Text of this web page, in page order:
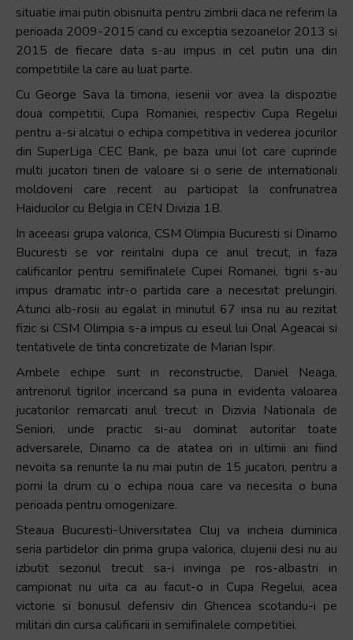
situatie imai putin obisnuita pentru zimbrii daca ne referim la
perioada 2009-2015 cand cu exceptia sezoanelor 2013 si
2015 de fiecare data s-au impus in cel putin una din
competitiile la care au luat parte.
Cu George Sava la timona, iesenii vor avea la dispozitie
doua competitii, Cupa Romaniei, respectiv Cupa Regelui
pentru a-si alcatui o echipa competitiva in vederea jocurilor
din SuperLiga CEC Bank, pe baza unui lot care cuprinde
multi jucatori tineri de valoare si o serie de internationali
moldoveni care recent au participat la confrunatrea
Haiducilor cu Belgia in CEN Divizia 1B.
In aceeasi grupa valorica, CSM Olimpia Bucuresti si Dinamo
Bucuresti se vor reintalni dupa ce anul trecut, in faza
calificarilor pentru semifinalele Cupei Romanei, tigrii s-au
impus dramatic intr-o partida care a necesitat prelungiri.
Atunci alb-rosii au egalat in minutul 67 insa nu au rezitat
fizic si CSM Olimpia s-a impus cu eseul lui Onal Ageacai si
tentativele de tinta concretizate de Marian Ispir.
Ambele echipe sunt in reconstructie, Daniel Neaga,
antrenorul tigrilor incercand sa puna in evidenta valoarea
jucatorilor remarcati anul trecut in Dizivia Nationala de
Seniori, unde practic si-au dominat autoritar toate
adversarele, Dinamo ca de atatea ori in ultimii ani fiind
nevoita sa renunte la nu mai putin de 15 jucatori, pentru a
porni la drum cu o echipa noua care va necesita o buna
perioada pentru omogenizare.
Steaua Bucuresti-Universitatea Cluj va incheia duminica
seria partidelor din prima grupa valorica, clujenii desi nu au
izbutit sezonul trecut sa-i invinga pe ros-albastri in
campionat nu uita ca au facut-o in Cupa Regelui, acea
victorie si bonusul defensiv din Ghencea scotandu-i pe
militari din cursa calificarii in semifinalele competitiei.